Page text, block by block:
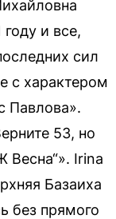
и все,
сил
с характером
Павлова».
53, но
Весна“». Irina
Базаиха
без прямого